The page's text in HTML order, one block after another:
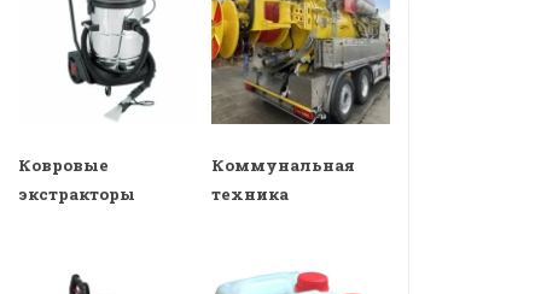
Ковровые
экстракторы
Коммунальная
техника